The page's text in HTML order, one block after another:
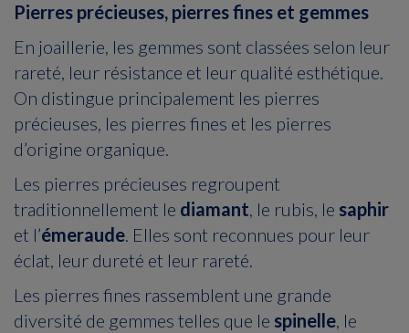
Pierres précieuses, pierres fines et gemmes
En joaillerie, les gemmes sont classées selon leur
rareté, leur résistance et leur qualité esthétique.
On distingue principalement les pierres
précieuses, les pierres fines et les pierres
d’origine organique.
Les pierres précieuses regroupent
traditionnellement le diamant, le rubis, le saphir
et l’émeraude. Elles sont reconnues pour leur
éclat, leur dureté et leur rareté.
Les pierres fines rassemblent une grande
diversité de gemmes telles que le spinelle, le